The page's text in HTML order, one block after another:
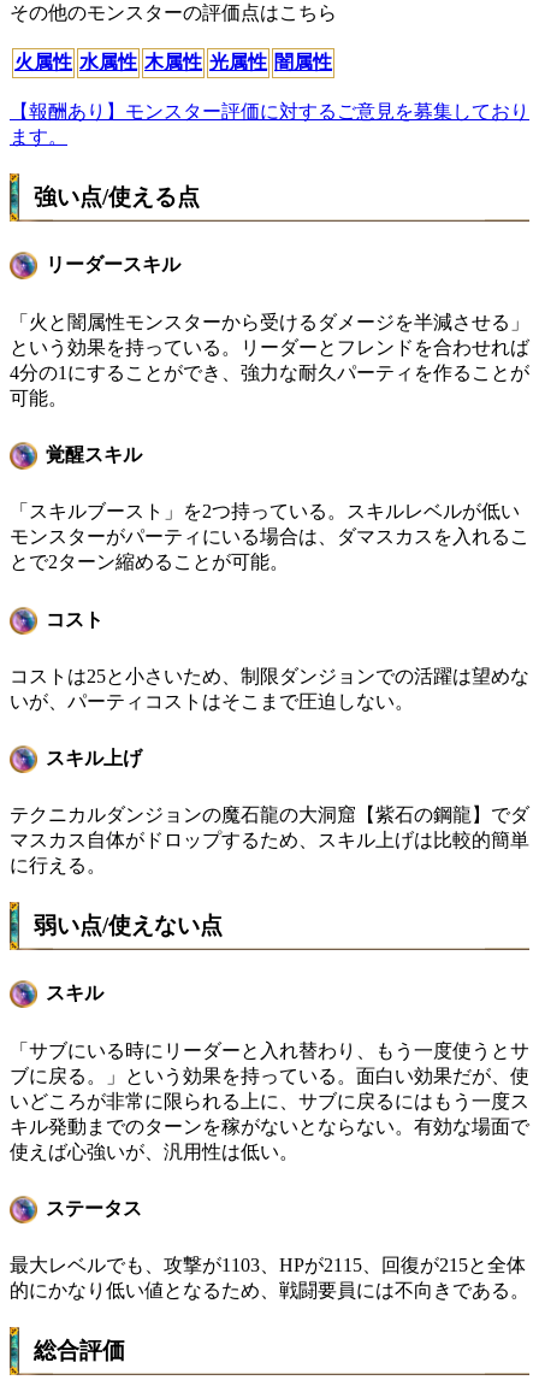
その他のモンスターの評価点はこちら
火属性 水属性 木属性 光属性 闇属性
【報酬あり】モンスター評価に対するご意見を募集しており
ます。
強い点/使える点
リーダースキル
「火と闇属性モンスターから受けるダメージを半減させる」
という効果を持っている。リーダーとフレンドを合わせれば
4分の1にすることができ、強力な耐久パーティを作ることが
可能。
覚醒スキル
「スキルブースト」を2つ持っている。スキルレベルが低い
モンスターがパーティにいる場合は、ダマスカスを入れるこ
とで2ターン縮めることが可能。
コスト
コストは25と小さいため、制限ダンジョンでの活躍は望めな
いが、パーティコストはそこまで圧迫しない。
スキル上げ
テクニカルダンジョンの魔石龍の大洞窟【紫石の鋼龍】でダ
マスカス自体がドロップするため、スキル上げは比較的簡単
に行える。
弱い点/使えない点
スキル
「サブにいる時にリーダーと入れ替わり、もう一度使うとサ
ブに戻る。」という効果を持っている。面白い効果だが、使
いどころが非常に限られる上に、サブに戻るにはもう一度ス
キル発動までのターンを稼がないとならない。有効な場面で
使えば心強いが、汎用性は低い。
ステータス
最大レベルでも、攻撃が1103、HPが2115、回復が215と全体
的にかなり低い値となるため、戦闘要員には不向きである。
総合評価